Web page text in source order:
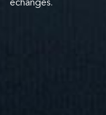
échanges.